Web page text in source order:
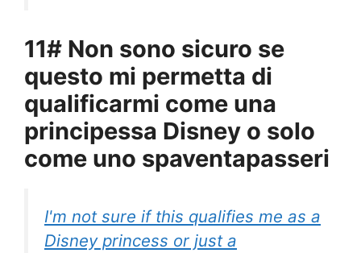
11# Non sono sicuro se
questo mi permetta di
qualificarmi come una
principessa Disney o solo
come uno spaventapasseri
I'm not sure if this qualifies me as a
Disney princess or just a